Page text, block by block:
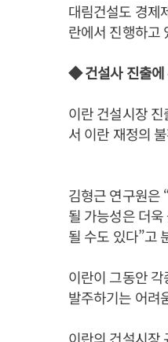
대림건설도 경제
란에서 진행하고
◆ 건설사 진출에
이란 건설시장
서 이란 재정의
김형근 연구원은
될 가능성은 더
될 수도 있다”고
이란이 그동안
발주하기는 어려